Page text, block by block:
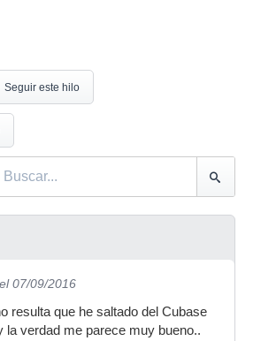
Seguir este hilo
el 07/09/2016
resulta que he saltado del Cubase
la verdad me parece muy bueno..